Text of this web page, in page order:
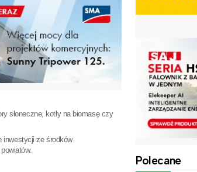
słoneczne, kotły na biomasę czy
inwestycji ze środków
Polecane